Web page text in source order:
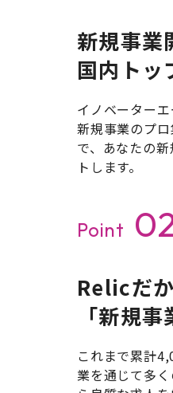
新規事業
国内トッ
イノベーター
新規事業のプ
で、あなたの
トします。
Point
Relicだ
「新規
これまで累計
業を通じて多